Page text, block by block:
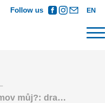
Follow us EN
můj?: dra…